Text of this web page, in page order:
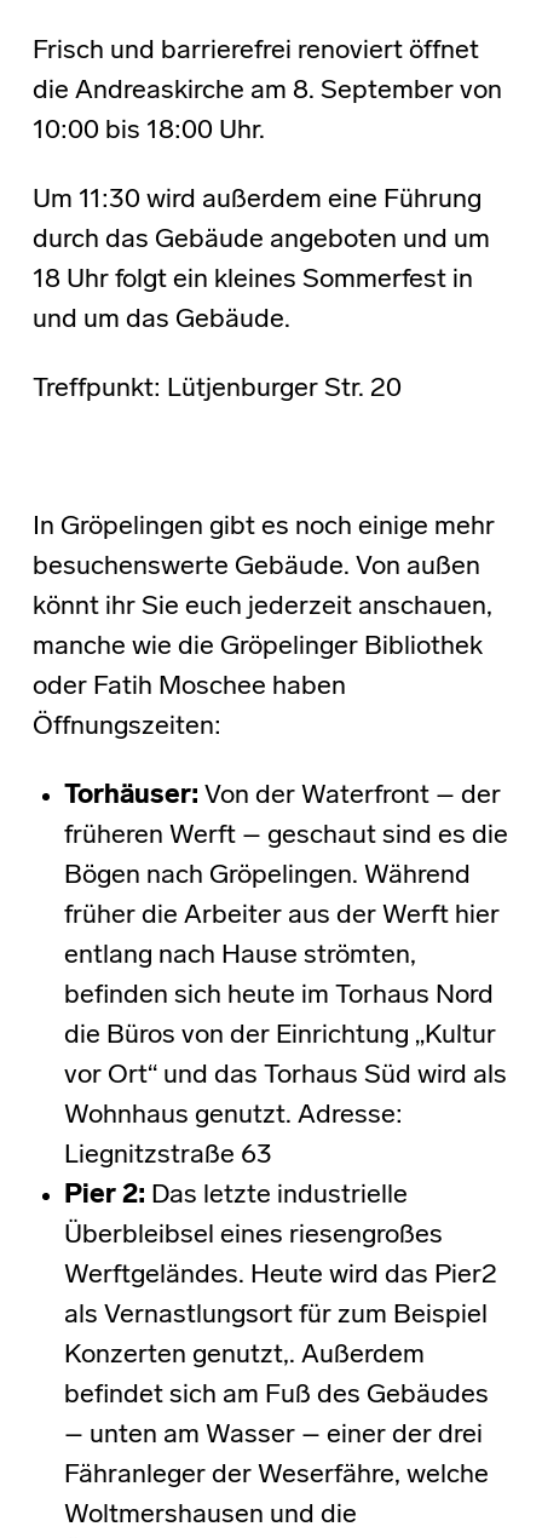
Frisch und barrierefrei renoviert öffnet
die Andreaskirche am 8. September von
10:00 bis 18:00 Uhr.
Um 11:30 wird außerdem eine Führung
durch das Gebäude angeboten und um
18 Uhr folgt ein kleines Sommerfest in
und um das Gebäude.
Treffpunkt: Lütjenburger Str. 20
In Gröpelingen gibt es noch einige mehr
besuchenswerte Gebäude. Von außen
könnt ihr Sie euch jederzeit anschauen,
manche wie die Gröpelinger Bibliothek
oder Fatih Moschee haben
Öffnungszeiten:
Torhäuser: Von der Waterfront – der
früheren Werft – geschaut sind es die
Bögen nach Gröpelingen. Während
früher die Arbeiter aus der Werft hier
entlang nach Hause strömten,
befinden sich heute im Torhaus Nord
die Büros von der Einrichtung „Kultur
vor Ort“ und das Torhaus Süd wird als
Wohnhaus genutzt. Adresse:
Liegnitzstraße 63
Pier 2: Das letzte industrielle
Überbleibsel eines riesengroßes
Werftgeländes. Heute wird das Pier2
als Vernastlungsort für zum Beispiel
Konzerten genutzt,. Außerdem
befindet sich am Fuß des Gebäudes
– unten am Wasser – einer der drei
Fähranleger der Weserfähre, welche
Woltmershausen und die